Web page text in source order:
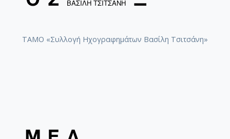
ΤΑΜΟ «Συλλογή Ηχογραφημάτων Βασίλη Τσιτσάνη»